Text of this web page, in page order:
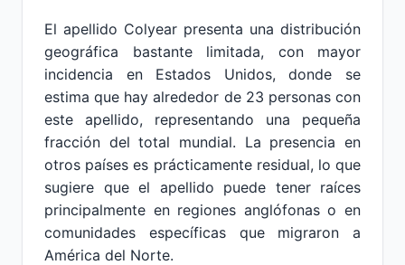
El apellido Colyear presenta una distribución
geográfica bastante limitada, con mayor
incidencia en Estados Unidos, donde se
estima que hay alrededor de 23 personas con
este apellido, representando una pequeña
fracción del total mundial. La presencia en
otros países es prácticamente residual, lo que
sugiere que el apellido puede tener raíces
principalmente en regiones anglófonas o en
comunidades específicas que migraron a
América del Norte.